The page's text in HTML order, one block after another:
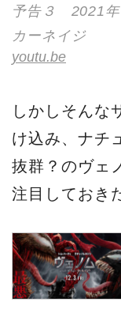
予告３ 2021年
カーネイジ
youtu.be
しかしそんな
け込み、ナチ
抜群？のヴェ
注目しておき